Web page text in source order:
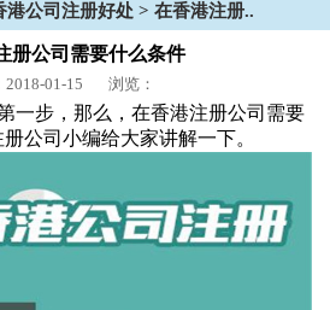
港公司注册好处 > 在香港注册..
册公司需要什么条件
01-15 浏览：
步，那么，在香港注册公司需要
公司小编给大家讲解一下。